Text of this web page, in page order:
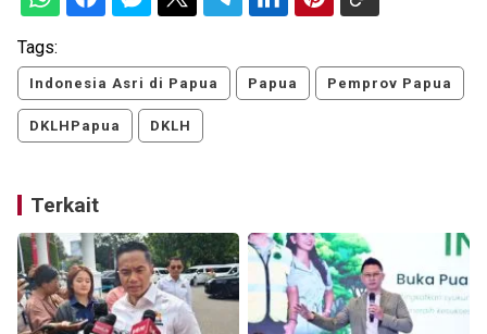
Tags:
Indonesia Asri di Papua Papua Pemprov Papua
DKLHPapua DKLH
Terkait